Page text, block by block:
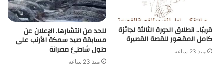
قريبًا.. انطلاق الدورة الثالثة لجائزة
كامل المقهور للقصة القصيرة
منذ 23 ساعة
للحد من انتشارها. الإعلان عن
مسابقة صيد سمكة الأرنب على
طول شاطئ مصراتة
منذ 23 ساعة